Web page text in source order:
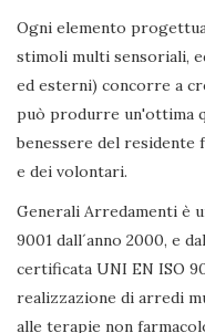
Ogni elemento
stimoli multi sensoriali,
ed esterni) concorre a
può produrre un'ottima
benessere del
e dei volontari.
Generali Arredamenti è
9001 dall´anno 2000, e
certificata UNI EN ISO
realizzazione di arredi
alle terapie non